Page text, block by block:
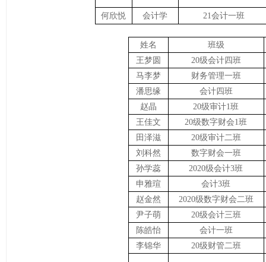
何欣悦 会计学 21会计一班
姓名
班级
王梦圆
20级会计四班
马李梦
财务管理一班
潘思缘
会计四班
赵晶
20级审计1班
王佳文
20级数字财会1班
田泽滋
20级审计二班
刘科然
数字财会一班
孙学蕊
2020级会计3班
申雅瑄
会计3班
赵金然
2020级数字财会二班
尹子萌
20级会计三班
陈皓怡
会计一班
李锦华
20级财管二班